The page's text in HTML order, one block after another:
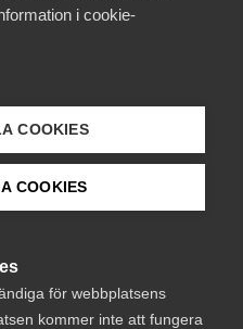
i cookie-
COOKIES
COOKIES
för webbplatsens
kommer inte att fungera